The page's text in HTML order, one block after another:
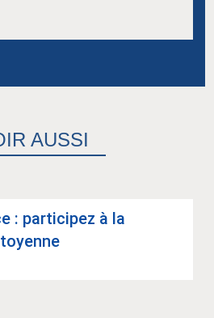
AUSSI
: par­ti­ci­pez à la